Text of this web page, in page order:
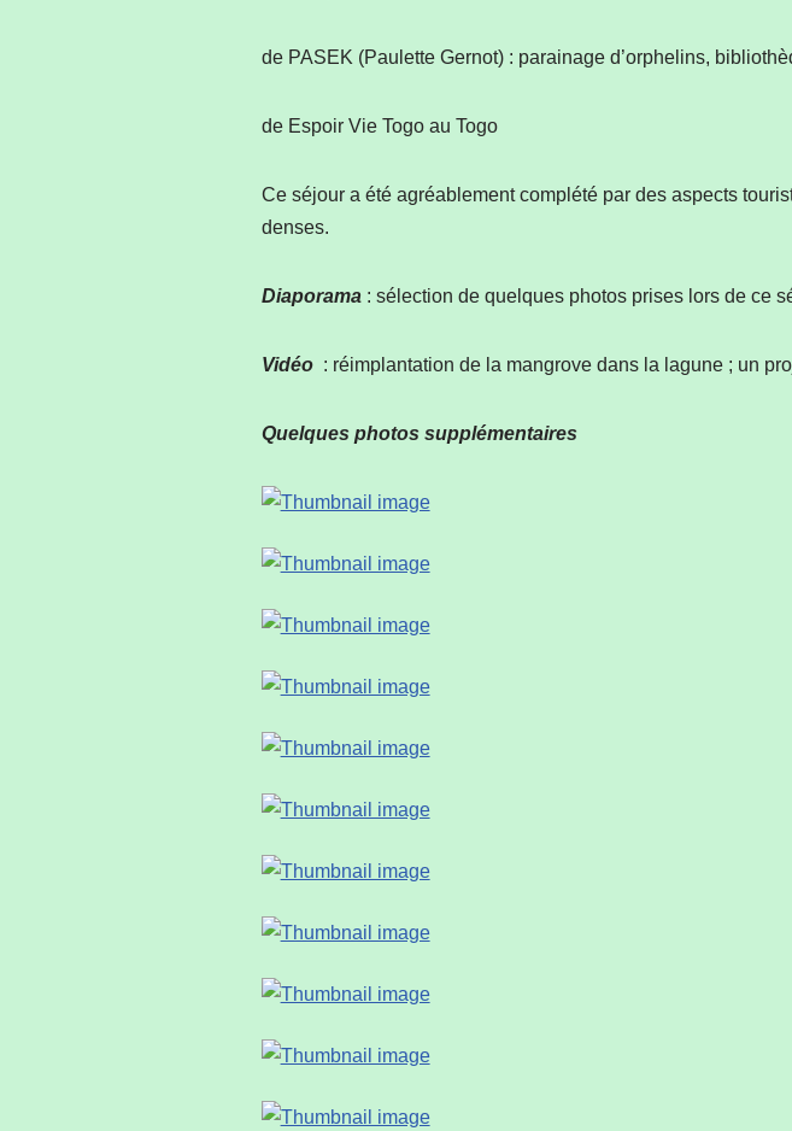
de PASEK (Paulette Gernot) : parainage d’orphelins,
de Espoir Vie Togo au Togo
Ce séjour a été agréablement complété par des aspects
denses.
Diaporama : sélection de quelques photos prises lors de ce
Vidéo: réimplantation de la mangrove dans la lagune ; un
Quelques photos supplémentaires